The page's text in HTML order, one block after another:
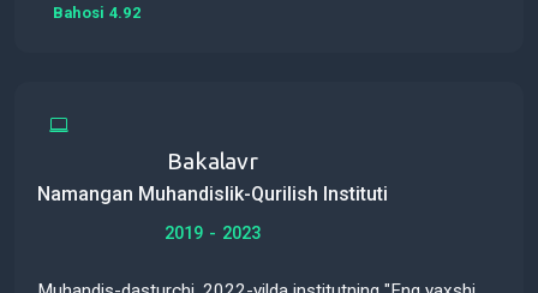
Bahosi 4.92
Bakalavr
Namangan Muhandislik-Qurilish Instituti
2019 - 2023